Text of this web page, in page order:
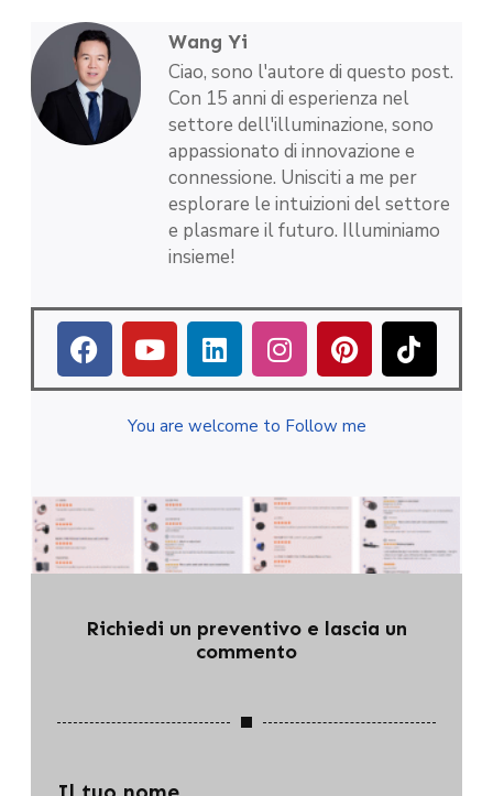
Wang Yi
Ciao, sono l'autore di questo post.
Con 15 anni di esperienza nel
settore dell'illuminazione, sono
appassionato di innovazione e
connessione. Unisciti a me per
esplorare le intuizioni del settore
e plasmare il futuro. Illuminiamo
insieme!
You are welcome to Follow me
Richiedi un preventivo e lascia un
commento